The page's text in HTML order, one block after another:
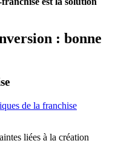
: bonne
de la franchise
liées à la création